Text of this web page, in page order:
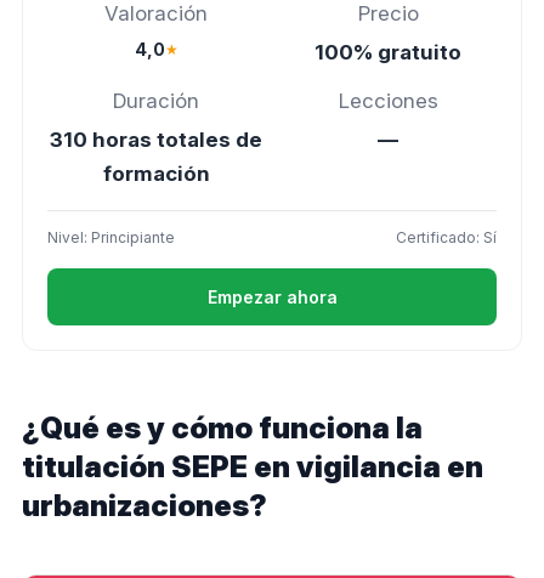
Valoración
4,0★
Precio
100% gratuito
Duración
310 horas totales de
formación
Lecciones
—
Nivel: Principiante Certificado: Sí
Empezar ahora
¿Qué es y cómo funciona la
titulación SEPE en vigilancia en
urbanizaciones?